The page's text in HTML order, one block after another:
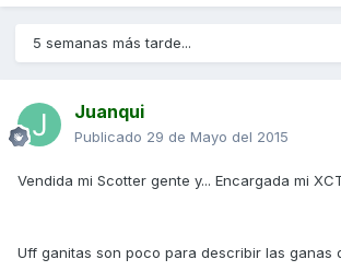
5 semanas más tarde...
Juanqui
Publicado 29 de Mayo del 2015
Vendida mi Scotter gente y... Encargada mi
Uff ganitas son poco para describir las ganas